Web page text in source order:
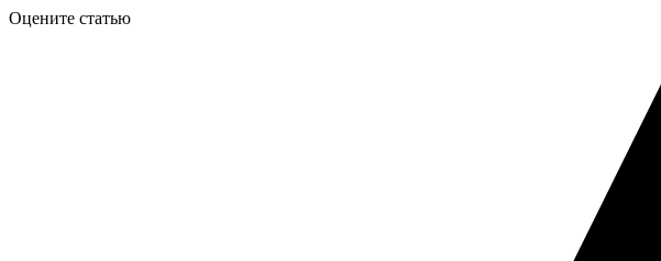
Оцените статью